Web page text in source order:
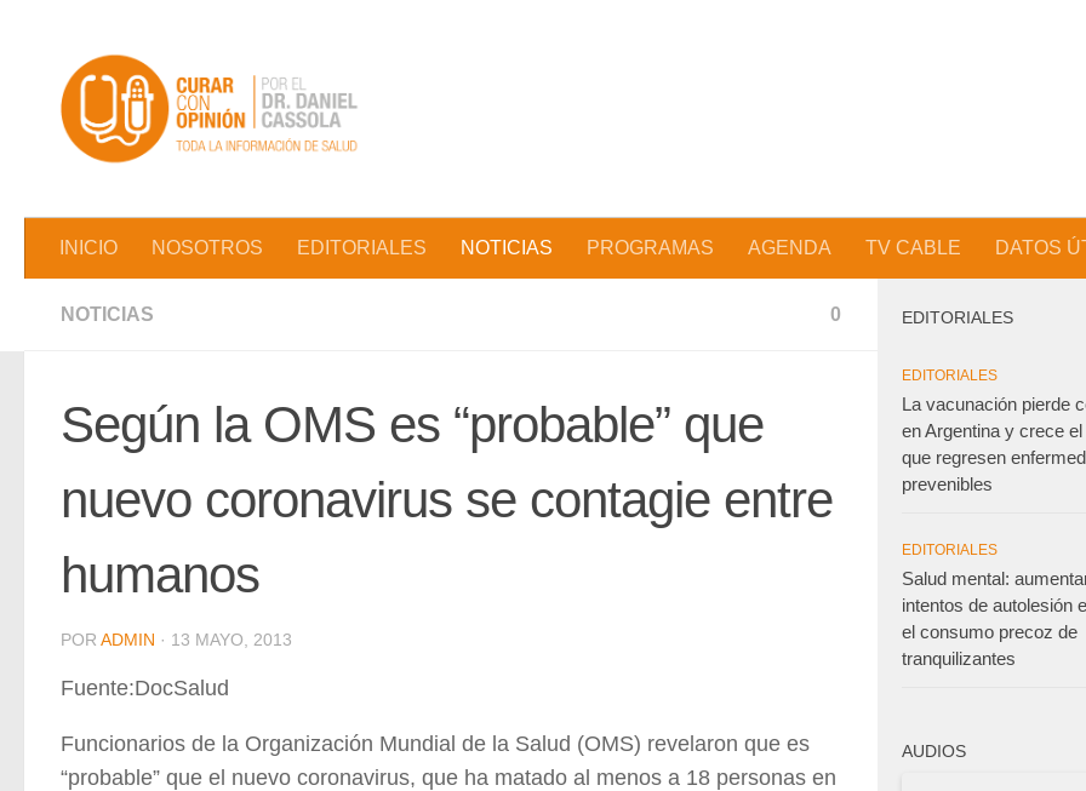
INICIO NOSOTROS EDITORIALES NOTICIAS PROGRAMAS AGENDA TV CABLE DATOS
NOTICIAS 0
Según la OMS es “probable” que
nuevo coronavirus se contagie entre
humanos
POR ADMIN · 13 MAYO, 2013
Fuente:DocSalud
Funcionarios de la Organización Mundial de la Salud (OMS) revelaron que es
“probable” que el nuevo coronavirus, que ha matado al menos a 18 personas en
EDITORIALES
EDITORIALES
La vacunación pierde
en Argentina y crece
que regresen
prevenibles
EDITORIALES
Salud mental:
intentos de autolesión
el consumo precoz de
tranquilizantes
AUDIOS